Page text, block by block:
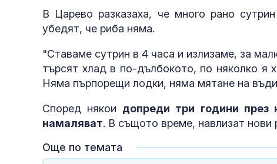
В Царево разказаха, че много рано
убедят, че риба няма.
"Ставаме сутрин в 4 часа и излизаме, за
търсят хлад в по-дълбокото, по няколко я
Няма пърпорещи лодки, няма мятане на
Според някои допреди три години
намаляват. В същото време, навлизат
Още по темата